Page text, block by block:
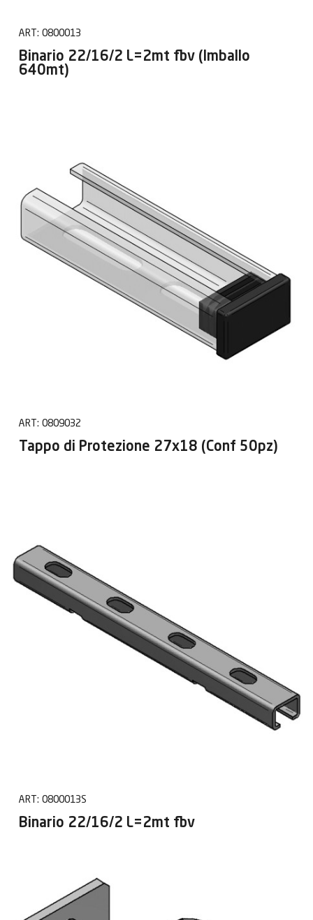
ART: 0800013
Binario 22/16/2 L=2mt fbv (Imballo
640mt)
ART: 0809032
Tappo di Protezione 27x18 (Conf 50pz)
ART: 0800013S
Binario 22/16/2 L=2mt fbv